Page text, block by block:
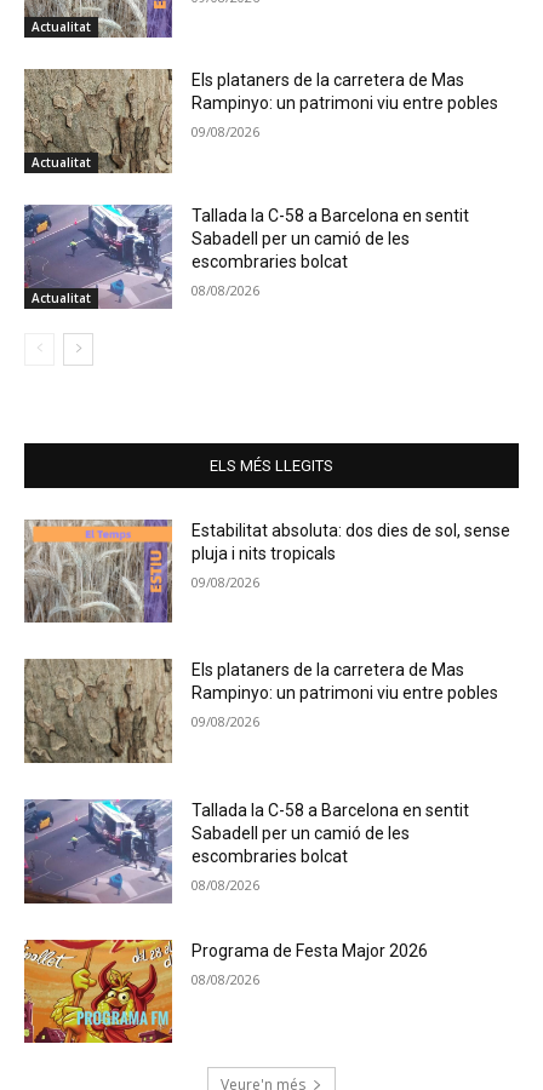
Actualitat
Actualitat
Els plataners de la carretera de Mas
Rampinyo: un patrimoni viu entre pobles
09/08/2026
Actualitat
Tallada la C-58 a Barcelona en sentit
Sabadell per un camió de les
escombraries bolcat
08/08/2026
ELS MÉS LLEGITS
Estabilitat absoluta: dos dies de sol, sense
pluja i nits tropicals
09/08/2026
Els plataners de la carretera de Mas
Rampinyo: un patrimoni viu entre pobles
09/08/2026
Tallada la C-58 a Barcelona en sentit
Sabadell per un camió de les
escombraries bolcat
08/08/2026
Programa de Festa Major 2026
08/08/2026
Veure'n més